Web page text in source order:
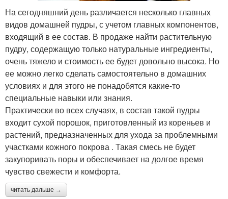
На сегодняшний день различается несколько главных
видов домашней пудры, с учетом главных компонентов,
входящий в ее состав. В продаже найти растительную
пудру, содержащую только натуральные ингредиенты,
очень тяжело и стоимость ее будет довольно высока. Но
ее можно легко сделать самостоятельно в домашних
условиях и для этого не понадобятся какие-то
специальные навыки или знания.
Практически во всех случаях, в состав такой пудры
входит сухой порошок, приготовленный из кореньев и
растений, предназначенных для ухода за проблемными
участками кожного покрова . Такая смесь не будет
закупоривать поры и обеспечивает на долгое время
чувство свежести и комфорта.
читать дальше →